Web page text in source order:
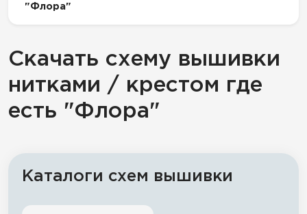
"Флора"
Скачать схему вышивки
нитками / крестом где
есть "Флора"
Каталоги схем вышивки